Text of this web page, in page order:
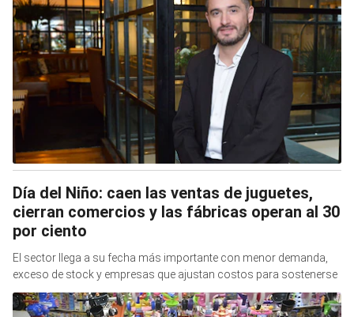
Día del Niño: caen las ventas de juguetes,
cierran comercios y las fábricas operan al 30
por ciento
El sector llega a su fecha más importante con menor demanda,
exceso de stock y empresas que ajustan costos para sostenerse